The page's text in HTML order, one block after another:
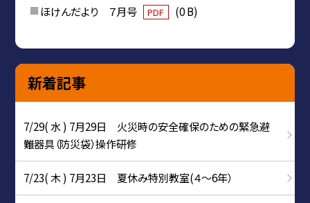
ほけんだより ７月号 PDF (0 B)
新着記事
7/29( 水 ) 7月29日 火災時の安全確保のための緊急避
難器具（防災袋）操作研修
7/23( 木 ) 7月23日 夏休み特別教室(４～6年）